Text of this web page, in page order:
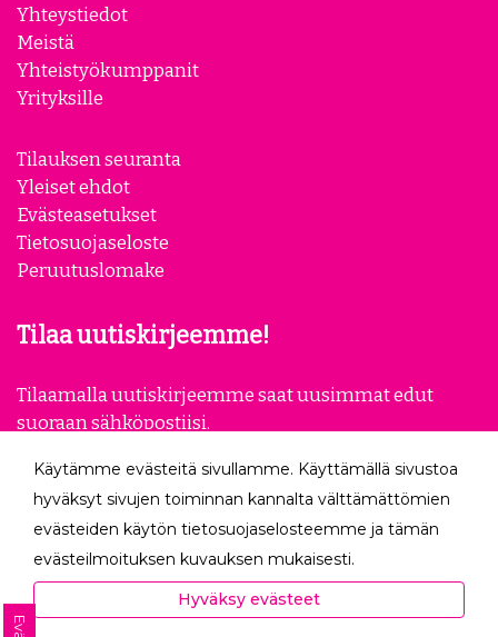
Yhteystiedot
Meistä
Yhteistyökumppanit
Yrityksille
Tilauksen seuranta
Yleiset ehdot
Evästeasetukset
Tietosuojaseloste
Peruutuslomake
Tilaa uutiskirjeemme!
Tilaamalla uutiskirjeemme saat uusimmat edut
suoraan sähköpostiisi.
Seuraa meitä
Käytämme evästeitä sivullamme. Käyttämällä sivustoa
hyväksyt sivujen toiminnan kannalta välttämättömien
evästeiden käytön tietosuojaselosteemme ja tämän
evästeilmoituksen kuvauksen mukaisesti.
Hyväksyessäsi analytiikka- ja markkinointievästeet
autat meitä mittaamaan ja analysoimaan
Hyväksy evästeet